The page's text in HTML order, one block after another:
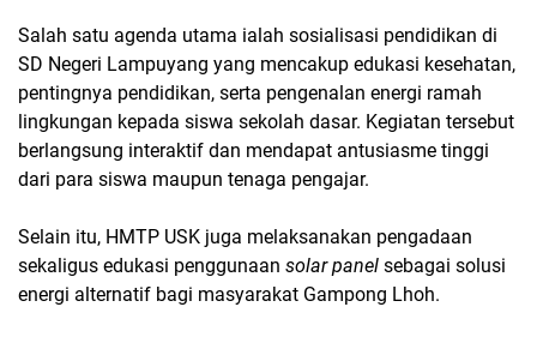
Salah satu agenda utama ialah sosialisasi pendidikan di
SD Negeri Lampuyang yang mencakup edukasi kesehatan,
pentingnya pendidikan, serta pengenalan energi ramah
lingkungan kepada siswa sekolah dasar. Kegiatan tersebut
berlangsung interaktif dan mendapat antusiasme tinggi
dari para siswa maupun tenaga pengajar.
Selain itu, HMTP USK juga melaksanakan pengadaan
sekaligus edukasi penggunaan solar panel sebagai solusi
energi alternatif bagi masyarakat Gampong Lhoh.